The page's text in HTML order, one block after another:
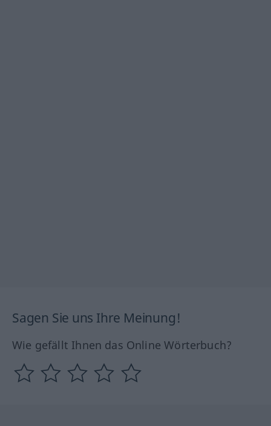
Sagen Sie uns Ihre Meinung!
Wie gefällt Ihnen das Online Wörterbuch?